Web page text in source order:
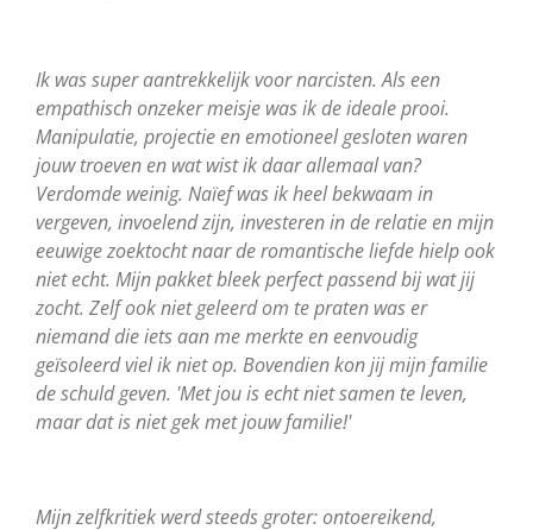
Ik was super aantrekkelijk voor narcisten. Als een
empathisch onzeker meisje was ik de ideale prooi.
Manipulatie, projectie en emotioneel gesloten waren
jouw troeven en wat wist ik daar allemaal van?
Verdomde weinig. Naïef was ik heel bekwaam in
vergeven, invoelend zijn, investeren in de relatie en mijn
eeuwige zoektocht naar de romantische liefde hielp ook
niet echt. Mijn pakket bleek perfect passend bij wat jij
zocht. Zelf ook niet geleerd om te praten was er
niemand die iets aan me merkte en eenvoudig
geïsoleerd viel ik niet op. Bovendien kon jij mijn familie
de schuld geven. 'Met jou is echt niet samen te leven,
maar dat is niet gek met jouw familie!'
Mijn zelfkritiek werd steeds groter: ontoereikend,